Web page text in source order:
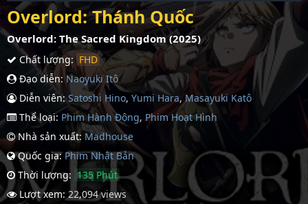
Overlord: Thánh Quốc
Overlord: The Sacred Kingdom (2025)
Chất lượng: FHD
Đạo diễn: Naoyuki Itô
Diễn viên: Satoshi Hino, Yumi Hara, Masayuki Katô
Thể loại: Phim Hành Động, Phim Hoạt Hình
Nhà sản xuất: Madhouse
Quốc gia: Phim Nhậ­t Bản
Thời lượng: 135 Phút
Lượt xem: 22,094 views